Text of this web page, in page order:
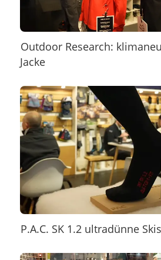
Outdoor Research:
Jacke
P.A.C. SK 1.2 ultradünne